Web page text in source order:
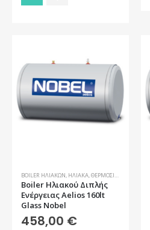
BOILER ΗΛΙΑΚΏΝ, ΗΛΙΑΚΆ,ΘΕΡΜΟΣΊΦΩΝΕΣ-BOILER
Boiler Ηλιακού Διπλής
Ενέργειας Aelios 160lt
Glass Nobel
458,00 €